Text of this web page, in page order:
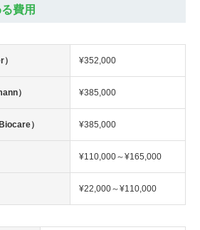
費用
¥352,000
） ¥385,000
） ¥385,000
¥110,000～¥165,000
¥22,000～¥110,000